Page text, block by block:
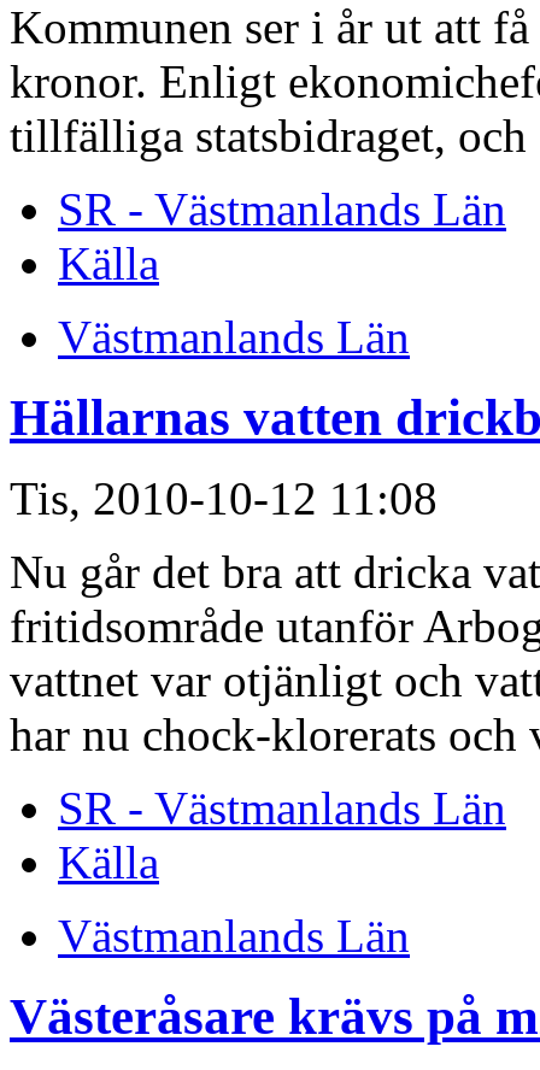
Kommunen ser i år ut att
kronor. Enligt
tillfälliga statsbidraget, och
SR - Västmanlands Län
Källa
Västmanlands Län
Hällarnas vatten
Tis, 2010-10-12 11:08
Nu går det bra att dricka
fritidsområde utanför
vattnet var otjänligt och
har nu chock-klorerats och
SR - Västmanlands Län
Källa
Västmanlands Län
Västeråsare krävs på